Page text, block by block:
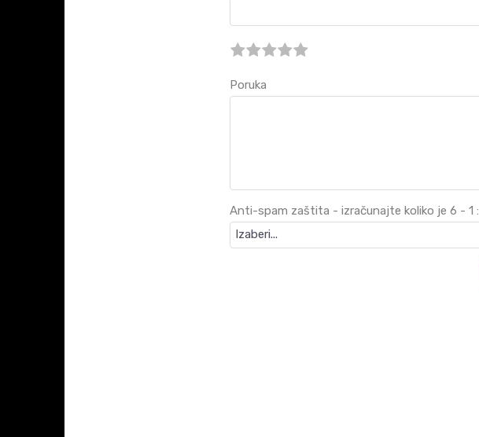
Poruka
Anti-spam zaštita - izračunajte koliko je 6 - 1 :